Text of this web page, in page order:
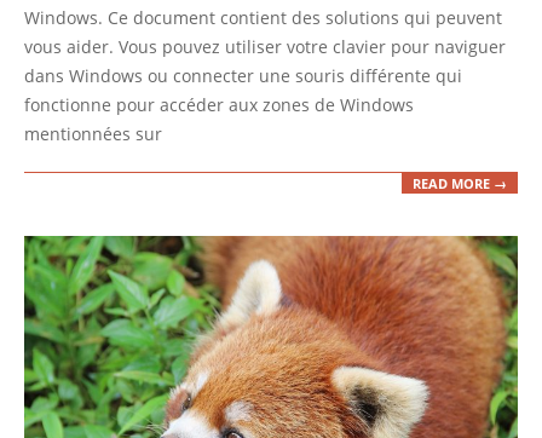
Windows. Ce document contient des solutions qui peuvent
vous aider. Vous pouvez utiliser votre clavier pour naviguer
dans Windows ou connecter une souris différente qui
fonctionne pour accéder aux zones de Windows
mentionnées sur
READ MORE →